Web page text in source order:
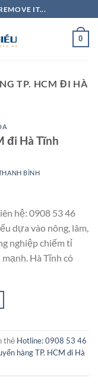
IT...
0
TP. HCM ĐI HÀ
đi Hà Tĩnh
BÌNH
hệ: 0908 53 46
dựa vào nông, lâm,
nghiệp chiếm tỉ
Hà Tĩnh có
thẻ Hotline: 0908 53 46
hàng TP. HCM đi Hà